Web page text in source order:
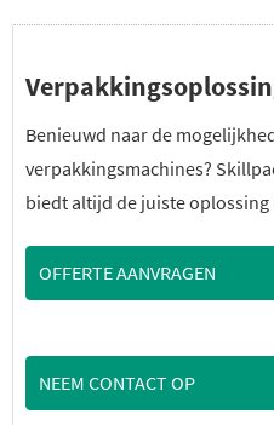
Benieuwd naar de
verpakkingsmachines?
biedt altijd de juiste
OFFERTE AANVRAGEN
NEEM CONTACT OP